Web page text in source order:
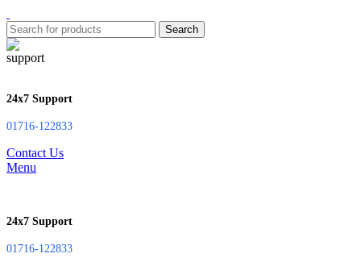
Search
24x7 Support
01716-122833
Contact Us
Menu
24x7 Support
01716-122833